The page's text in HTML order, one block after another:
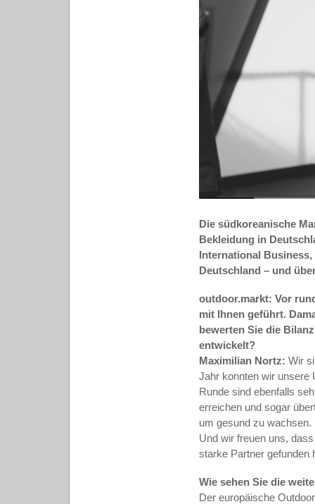
Die südkoreanische
Bekleidung in
International
Deutschland – und
outdoor.markt: Vor
mit Ihnen geführt.
bewerten Sie die
entwickelt?
Maximilian Nortz: Wir
Jahr konnten wir unsere
Runde sind ebenfalls
erreichen und sogar
um gesund zu
Und wir freuen uns,
starke Partner gefunden
Wie sehen Sie die
Der europäische